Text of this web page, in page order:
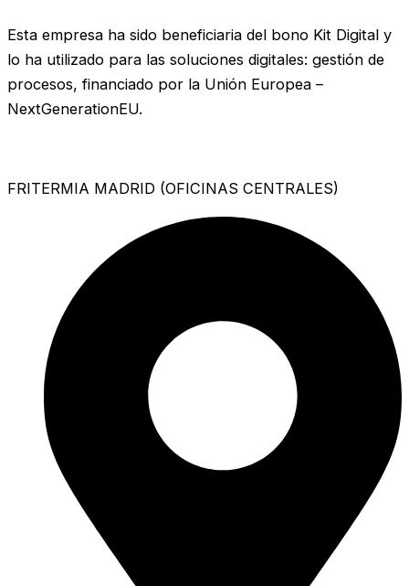
Esta empresa ha sido beneficiaria del bono Kit Digital y
lo ha utilizado para las soluciones digitales: gestión de
procesos, financiado por la Unión Europea –
NextGenerationEU.
FRITERMIA MADRID (OFICINAS CENTRALES)